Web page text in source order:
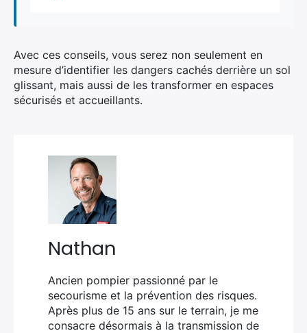
Avec ces conseils, vous serez non seulement en
mesure d’identifier les dangers cachés derrière un sol
glissant, mais aussi de les transformer en espaces
sécurisés et accueillants.
Nathan
Ancien pompier passionné par le
secourisme et la prévention des risques.
Après plus de 15 ans sur le terrain, je me
consacre désormais à la transmission de